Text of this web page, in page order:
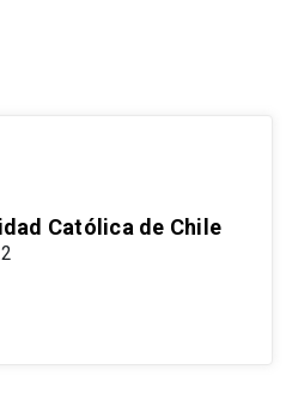
Católica de Chile